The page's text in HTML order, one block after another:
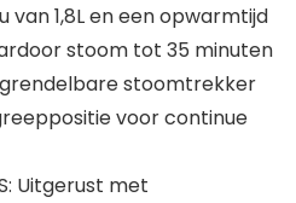
1,8L en een opwarmtijd
stoom tot 35 minuten
stoomtrekker
voor continue
Uitgerust met